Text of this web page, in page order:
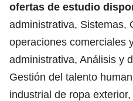
ofertas de estudio
administrativa, Sistemas,
operaciones comerciales
administrativa, Análisis y
Gestión del talento
industrial de ropa